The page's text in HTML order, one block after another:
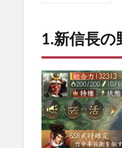
1.新
信長
の野
望っ
てど
んな
ゲー
ム？
1.2
1.新信長